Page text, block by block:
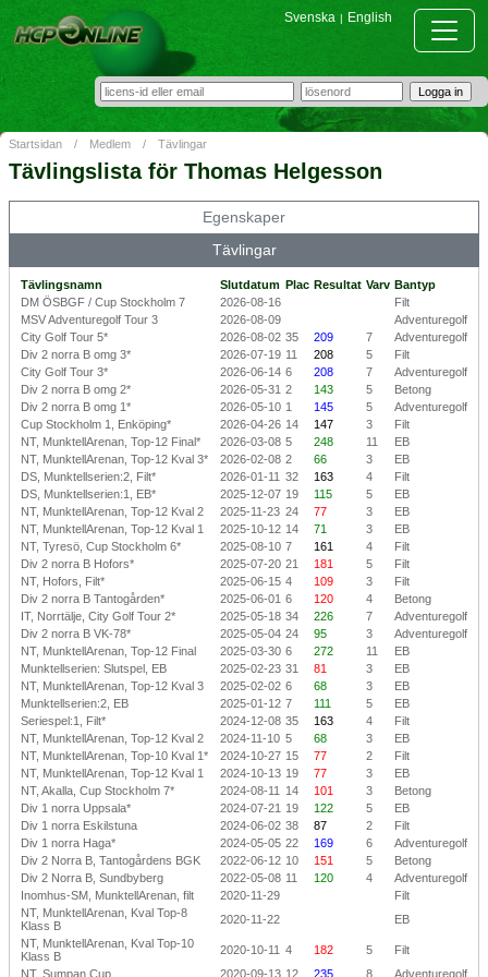
Svenska | English
Startsidan / Medlem / Tävlingar
Tävlingslista för Thomas Helgesson
Egenskaper
Tävlingar
Tävlingsnamn Slutdatum Plac Resultat Varv Bantyp
DM ÖSBGF / Cup Stockholm 7
2026-08-16
Filt
MSV Adventuregolf Tour 3
2026-08-09
Adventuregolf
City Golf Tour 5*
2026-08-02 35 209 7
Adventuregolf
Div 2 norra B omg 3*
2026-07-19 11 208 5
Filt
City Golf Tour 3*
2026-06-14 6 208 7
Adventuregolf
Div 2 norra B omg 2*
2026-05-31 2 143 5
Betong
Div 2 norra B omg 1*
2026-05-10 1 145 5
Adventuregolf
Cup Stockholm 1, Enköping*
2026-04-26 14 147 3
Filt
NT, MunktellArenan, Top-12 Final*
2026-03-08 5 248 11
EB
NT, MunktellArenan, Top-12 Kval 3*
2026-02-08 2 66 3
EB
DS, Munktellserien:2, Filt*
2026-01-11 32 163 4
Filt
DS, Munktellserien:1, EB*
2025-12-07 19 115 5
EB
NT, MunktellArenan, Top-12 Kval 2
2025-11-23 24 77 3
EB
NT, MunktellArenan, Top-12 Kval 1
2025-10-12 14 71 3
EB
NT, Tyresö, Cup Stockholm 6*
2025-08-10 7 161 4
Filt
Div 2 norra B Hofors*
2025-07-20 21 181 5
Filt
NT, Hofors, Filt*
2025-06-15 4 109 3
Filt
Div 2 norra B Tantogården*
2025-06-01 6 120 4
Betong
IT, Norrtälje, City Golf Tour 2*
2025-05-18 34 226 7
Adventuregolf
Div 2 norra B VK-78*
2025-05-04 24 95 3
Adventuregolf
NT, MunktellArenan, Top-12 Final
2025-03-30 6 272 11
EB
Munktellserien: Slutspel, EB
2025-02-23 31 81 3
EB
NT, MunktellArenan, Top-12 Kval 3
2025-02-02 6 68 3
EB
Munktellserien:2, EB
2025-01-12 7 111 5
EB
Seriespel:1, Filt*
2024-12-08 35 163 4
Filt
NT, MunktellArenan, Top-12 Kval 2
2024-11-10 5 68 3
EB
NT, MunktellArenan, Top-10 Kval 1*
2024-10-27 15 77 2
Filt
NT, MunktellArenan, Top-12 Kval 1
2024-10-13 19 77 3
EB
NT, Akalla, Cup Stockholm 7*
2024-08-11 14 101 3
Betong
Div 1 norra Uppsala*
2024-07-21 19 122 5
EB
Div 1 norra Eskilstuna
2024-06-02 38 87 2
Filt
Div 1 norra Haga*
2024-05-05 22 169 6
Adventuregolf
Div 2 Norra B, Tantogårdens BGK
2022-06-12 10 151 5
Betong
Div 2 Norra B, Sundbyberg
2022-05-08 11 120 4
Adventuregolf
Inomhus-SM, MunktellArenan, filt
2020-11-29
Filt
NT, MunktellArenan, Kval Top-8
Klass B
2020-11-22
EB
NT, MunktellArenan, Kval Top-10
Klass B
2020-10-11 4 182 5
Filt
NT, Sumpan Cup
2020-09-13 12 235 8 Adventuregolf